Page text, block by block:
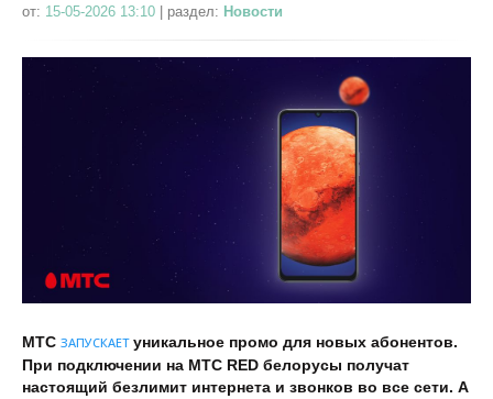
от: 15-05-2026 13:10 раздел: Новости
МТС ЗАПУСКАЕТуникальное промо для новых абонентов.
При подключении на МТС RED белорусы получат
настоящий безлимит интернета и звонков во все сети. А